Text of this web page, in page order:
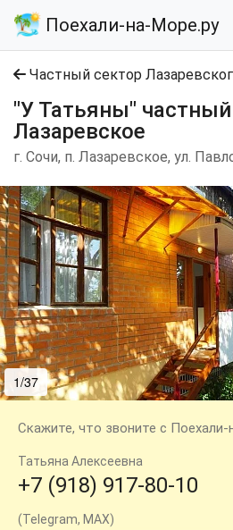
Поехали-на-Море.ру
Частный сектор
"У Татьяны" частный
Лазаревское
г. Сочи, п. Лазаревское, ул.
1/37
Скажите, что звоните с Поехали-
Татьяна Алексеевна
+7 (918) 917-80-10
(Telegram, MAX)